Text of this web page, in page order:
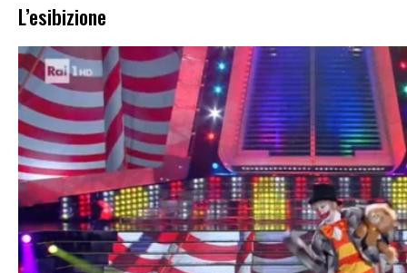
L’esibizione